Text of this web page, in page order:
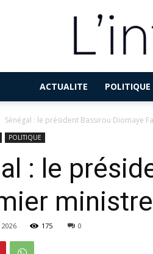
ACTUALITE POLITIQUE
Sénégal : le président Bassirou Diomaye
POLITIQUE
: le
175 0